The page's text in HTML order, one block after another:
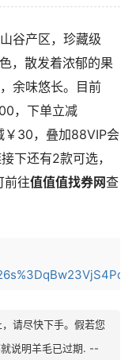
谷产区，珍藏级
，散发着浓郁的果
余味悠长。目前
，下单立减
￥30，叠加88VIP会
下还有2款可选，
前往值值值找券网查
请尽快下手。假若您
说明羊毛已过期. --